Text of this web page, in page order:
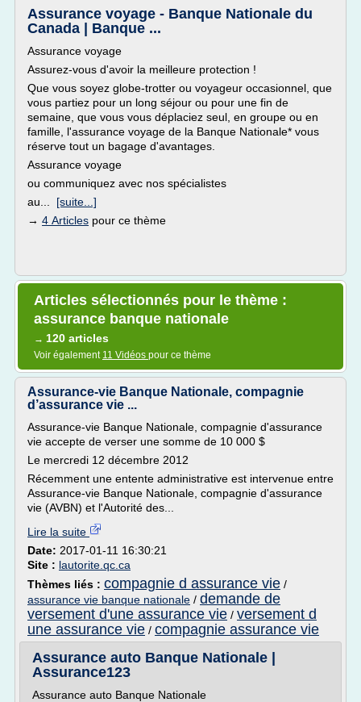
Assurance voyage - Banque Nationale du
Canada | Banque ...
Assurance voyage
Assurez-vous d'avoir la meilleure protection !
Que vous soyez globe-trotter ou voyageur occasionnel, que
vous partiez pour un long séjour ou pour une fin de
semaine, que vous vous déplaciez seul, en groupe ou en
famille, l'assurance voyage de la Banque Nationale* vous
réserve tout un bagage d'avantages.
Assurance voyage
ou communiquez avec nos spécialistes
au... [suite...]
→ 4 Articles pour ce thème
Articles sélectionnés pour le thème :
assurance banque nationale
→ 120 articles
Voir également 11 Vidéos pour ce thème
Assurance-vie Banque Nationale, compagnie
d’assurance vie ...
Assurance-vie Banque Nationale, compagnie d'assurance
vie accepte de verser une somme de 10 000 $
Le mercredi 12 décembre 2012
Récemment une entente administrative est intervenue entre
Assurance-vie Banque Nationale, compagnie d'assurance
vie (AVBN) et l'Autorité des...
Lire la suite
Date: 2017-01-11 16:30:21
Site : lautorite.qc.ca
Thèmes liés : compagnie d assurance vie /
assurance vie banque nationale / demande de
versement d'une assurance vie / versement d
une assurance vie / compagnie assurance vie
Assurance auto Banque Nationale |
Assurance123
Assurance auto Banque Nationale